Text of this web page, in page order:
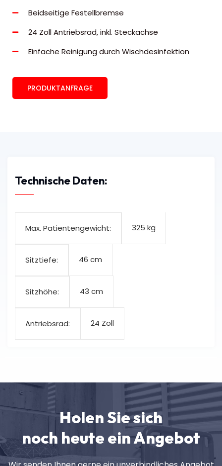
Beidseitige Festellbremse
24 Zoll Antriebsrad, inkl. Steckachse
Einfache Reinigung durch Wischdesinfektion
PRODUKTANFRAGE
Technische Daten:
Max. Patientengewicht: 325 kg
Sitztiefe: 46 cm
Sitzhöhe: 43 cm
Antriebsrad: 24 Zoll
Holen Sie sich
noch heute ein Angebot